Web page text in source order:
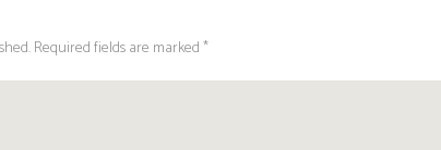
Required fields are marked *